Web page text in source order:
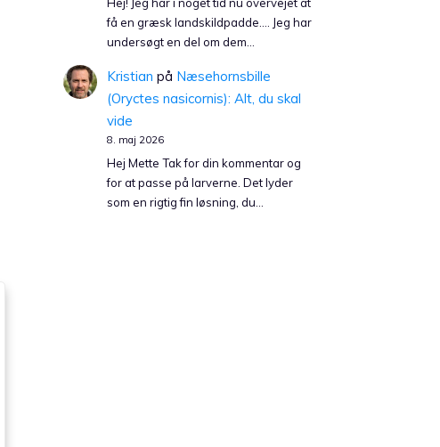
Hej! Jeg har i noget tid nu overvejet at
få en græsk landskildpadde…. Jeg har
undersøgt en del om dem…
Kristian på Næsehornsbille
(Oryctes nasicornis): Alt, du skal
vide
8. maj 2026
Hej Mette Tak for din kommentar og
for at passe på larverne. Det lyder
som en rigtig fin løsning, du…